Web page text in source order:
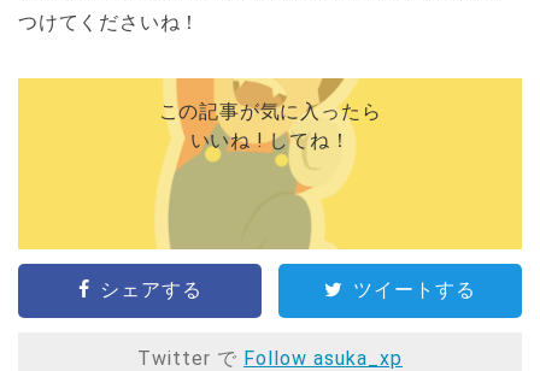
つけてくださいね！
この記事が気に入ったら
いいね ! してね！
シェアする ツイートする
Twitter で Follow asuka_xp